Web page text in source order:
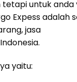
tetapi untuk anda
Expess adalah
jasa
yaitu: